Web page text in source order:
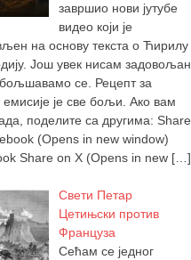
завршио нови јутубе
видео који је
на основу текста о Ћирилу
Још увек нисам задовољан
се. Рецепт за
емисије је све бољи. Ако вам
поделите са другима: Share
(Opens in new window)
Share on X (Opens in new […]
Свети Петар
Цетињски против
Француза
Сећам се једног